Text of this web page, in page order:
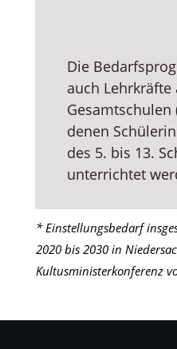
Die
auch
Gesamtschulen
denen
des 5. bis 13.
unterrichtet
* Einstellungsbedarf
2020 bis 2030 in
Kultusministerkonferenz